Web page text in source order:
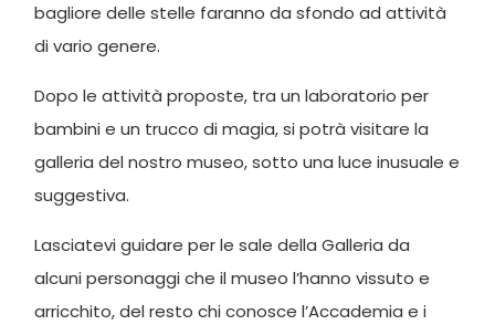
bagliore delle stelle faranno da sfondo ad attività
di vario genere.
Dopo le attività proposte, tra un laboratorio per
bambini e un trucco di magia, si potrà visitare la
galleria del nostro museo, sotto una luce inusuale e
suggestiva.
Lasciatevi guidare per le sale della Galleria da
alcuni personaggi che il museo l’hanno vissuto e
arricchito, del resto chi conosce l’Accademia e i